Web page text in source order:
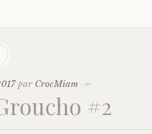
par CrocMiam
#2